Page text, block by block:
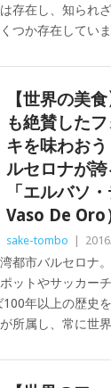
存在し、知られ
つか存在していま
【世界の美
も絶賛した
キを味わお
ルセロナが
「エルバソ
Vaso De Oro
sake-tombo
都市バルセロナ
ットやサッカー
年以上の歴史
所属し、常に世